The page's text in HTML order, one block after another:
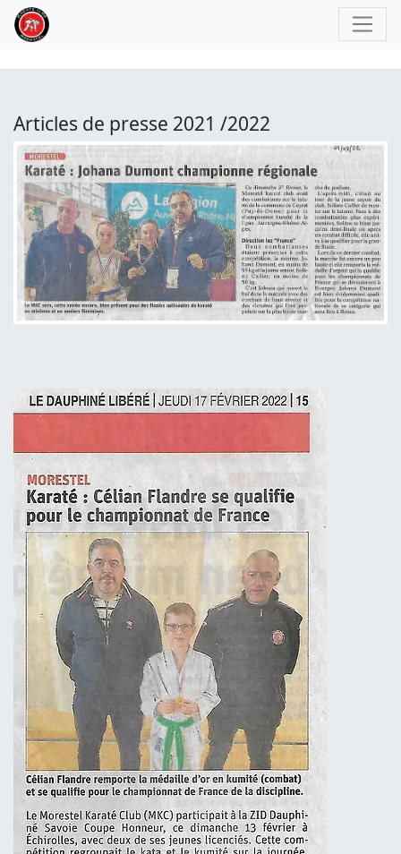
Articles de presse 2021 /2022